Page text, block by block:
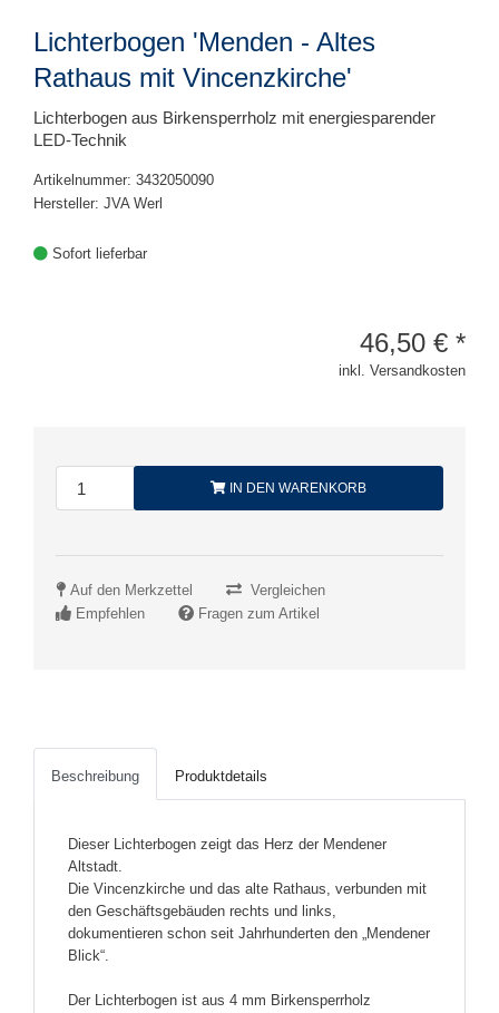
Lichterbogen 'Menden - Altes
Rathaus mit Vincenzkirche'
Lichterbogen aus Birkensperrholz mit energiesparender
LED-Technik
Artikelnummer: 3432050090
Hersteller: JVA Werl
Sofort lieferbar
46,50 € *
inkl. Versandkosten
IN DEN WARENKORB
Auf den Merkzettel
Vergleichen
Empfehlen
Fragen zum Artikel
Beschreibung Produktdetails
Dieser Lichterbogen zeigt das Herz der Mendener
Altstadt.
Die Vincenzkirche und das alte Rathaus, verbunden mit
den Geschäftsgebäuden rechts und links,
dokumentieren schon seit Jahrhunderten den „Mendener
Blick“.
Der Lichterbogen ist aus 4 mm Birkensperrholz